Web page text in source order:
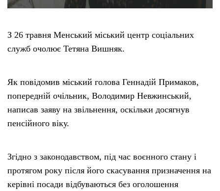
З 26 травня Менський міський центр соціальних
служб очолює Тетяна Вишняк.
Як повідомив міський голова Геннадій Примаков,
попередній очільник, Володимир Невжинський,
написав заяву на звільнення, оскільки досягнув
пенсійного віку.
Згідно з законодавством, під час воєнного стану і
протягом року після його скасування призначення на
керівні посади відбуваються без оголошення